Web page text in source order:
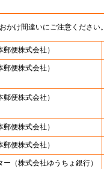
け間違いにご注意ください。
郵便株式会社）
郵便株式会社）
郵便株式会社）
郵便株式会社）
郵便株式会社）
ー （株式会社ゆうちょ銀行）